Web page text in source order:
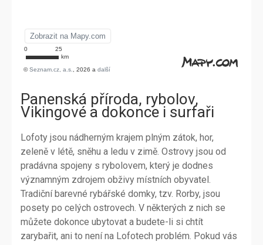
Panenská příroda, rybolov,
Vikingové a dokonce i surfaři
Lofoty jsou nádherným krajem plným zátok, hor,
zeleně v létě, sněhu a ledu v zimě. Ostrovy jsou od
pradávna spojeny s rybolovem, který je dodnes
významným zdrojem obživy místních obyvatel.
Tradiční barevné rybářské domky, tzv. Rorby, jsou
posety po celých ostrovech. V některých z nich se
můžete dokonce ubytovat a budete-li si chtít
zarybařit, ani to není na Lofotech problém. Pokud vás